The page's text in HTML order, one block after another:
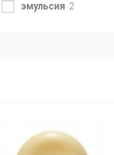
эмульсия 2